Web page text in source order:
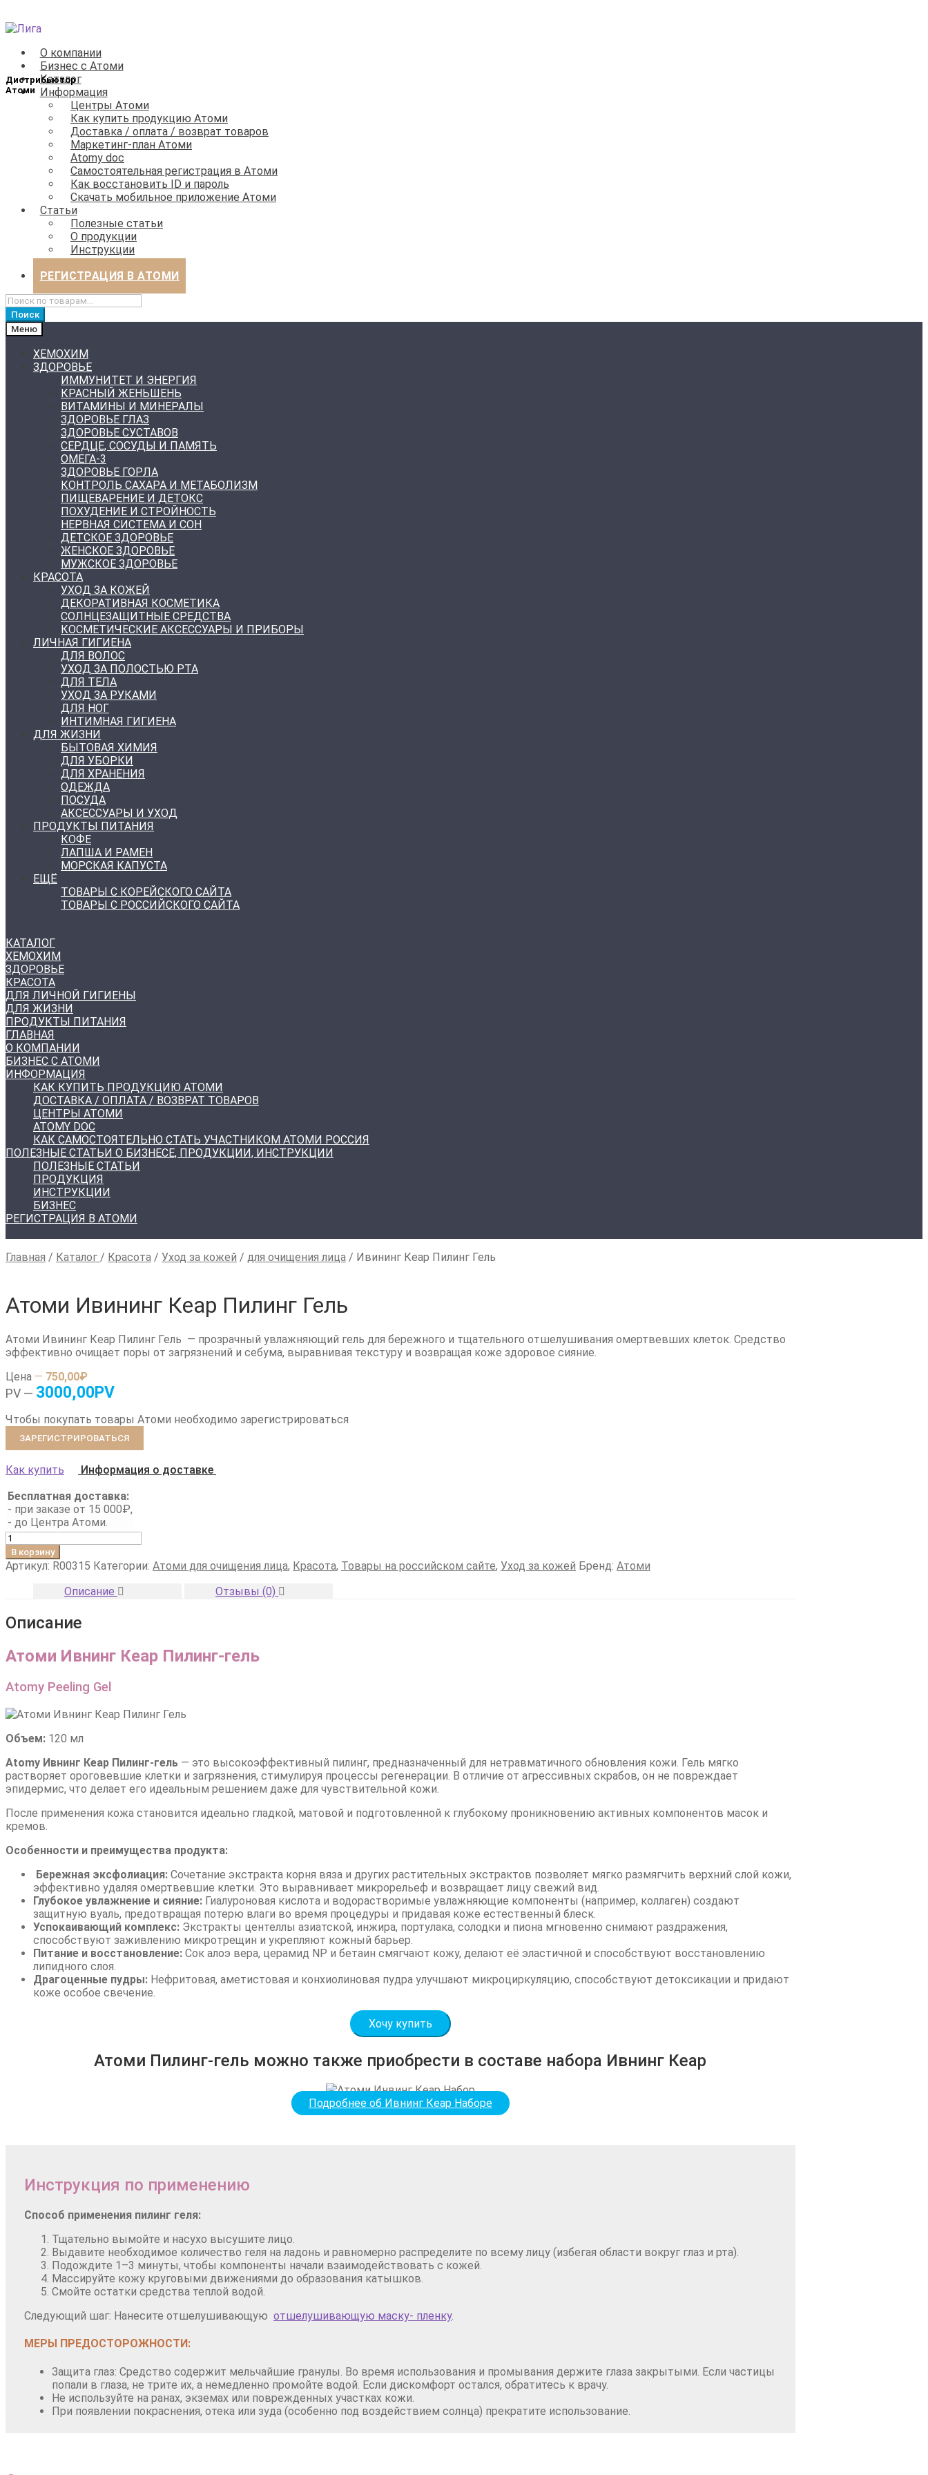
Перейти
навигации
Перейти
содержимому
О компании
Бизнес с Атоми
Каталог
Информация
Центры Атоми
Как купить продукцию Атоми
Доставка / оплата / возврат товаров
Маркетинг-план Атоми
Atomy doc
Самостоятельная регистрация в Атоми
Как восстановить ID и пароль
Скачать мобильное приложение Атоми
Статьи
Полезные статьи
О продукции
Инструкции
РЕГИСТРАЦИЯ В АТОМИ
Искать:
Поиск
Меню
ХЕМОХИМ
ЗДОРОВЬЕ
ИММУНИТЕТ И ЭНЕРГИЯ
КРАСНЫЙ ЖЕНЬШЕНЬ
ВИТАМИНЫ И МИНЕРАЛЫ
ЗДОРОВЬЕ ГЛАЗ
ЗДОРОВЬЕ СУСТАВОВ
СЕРДЦЕ, СОСУДЫ И ПАМЯТЬ
ОМЕГА-3
ЗДОРОВЬЕ ГОРЛА
КОНТРОЛЬ САХАРА И МЕТАБОЛИЗМ
ПИЩЕВАРЕНИЕ И ДЕТОКС
ПОХУДЕНИЕ И СТРОЙНОСТЬ
НЕРВНАЯ СИСТЕМА И СОН
ДЕТСКОЕ ЗДОРОВЬЕ
ЖЕНСКОЕ ЗДОРОВЬЕ
МУЖСКОЕ ЗДОРОВЬЕ
КРАСОТА
УХОД ЗА КОЖЕЙ
ДЕКОРАТИВНАЯ КОСМЕТИКА
СОЛНЦЕЗАЩИТНЫЕ СРЕДСТВА
КОСМЕТИЧЕСКИЕ АКСЕССУАРЫ И ПРИБОРЫ
ЛИЧНАЯ ГИГИЕНА
ДЛЯ ВОЛОС
УХОД ЗА ПОЛОСТЬЮ РТА
ДЛЯ ТЕЛА
УХОД ЗА РУКАМИ
ДЛЯ НОГ
ИНТИМНАЯ ГИГИЕНА
ДЛЯ ЖИЗНИ
БЫТОВАЯ ХИМИЯ
ДЛЯ УБОРКИ
ДЛЯ ХРАНЕНИЯ
ОДЕЖДА
ПОСУДА
АКСЕССУАРЫ И УХОД
ПРОДУКТЫ ПИТАНИЯ
КОФЕ
ЛАПША И РАМЕН
МОРСКАЯ КАПУСТА
ЕЩЁ
ТОВАРЫ С КОРЕЙСКОГО САЙТА
ТОВАРЫ С РОССИЙСКОГО САЙТА
КАТАЛОГ
ХЕМОХИМ
ЗДОРОВЬЕ
КРАСОТА
ДЛЯ ЛИЧНОЙ ГИГИЕНЫ
ДЛЯ ЖИЗНИ
ПРОДУКТЫ ПИТАНИЯ
ГЛАВНАЯ
О КОМПАНИИ
БИЗНЕС С АТОМИ
ИНФОРМАЦИЯ
КАК КУПИТЬ ПРОДУКЦИЮ АТОМИ
ДОСТАВКА / ОПЛАТА / ВОЗВРАТ ТОВАРОВ
ЦЕНТРЫ АТОМИ
ATOMY DOC
КАК САМОСТОЯТЕЛЬНО СТАТЬ УЧАСТНИКОМ АТОМИ РОССИЯ
ПОЛЕЗНЫЕ СТАТЬИ О БИЗНЕСЕ, ПРОДУКЦИИ, ИНСТРУКЦИИ
ПОЛЕЗНЫЕ СТАТЬИ
ПРОДУКЦИЯ
ИНСТРУКЦИИ
БИЗНЕС
РЕГИСТРАЦИЯ В АТОМИ
Главная / Каталог / Красота / Уход за кожей / для очищения лица / Ивининг Кеар Пилинг Гель
Атоми Ивининг Кеар Пилинг Гель
Атоми Ивининг Кеар Пилинг Гель — прозрачный увлажняющий гель для бережного и тщательного отшелушивания омертвевших клеток. Средство
эффективно очищает поры от загрязнений и себума, выравнивая текстуру и возвращая коже здоровое сияние.
Цена — 750,00₽
PV — 3000,00PV
Чтобы покупать товары Атоми необходимо зарегистрироваться
ЗАРЕГИСТРИРОВАТЬСЯ
Как купить
Информация о доставке
Бесплатная доставка:
- при заказе от 15 000₽,
- до Центра Атоми.
Количество
товара
Атоми
Гель
В корзину
Артикул: R00315 Категории: Атоми для очищения лица, Красота, Товары на российском сайте, Уход за кожей Бренд: Атоми
Описание
Отзывы (0)
Описание
Атоми Ивнинг Кеар Пилинг-гель
Atomy Peeling Gel
Объем: 120 мл
Atomy Ивнинг Кеар Пилинг-гель — это высокоэффективный пилинг, предназначенный для нетравматичного обновления кожи. Гель мягко
растворяет ороговевшие клетки и загрязнения, стимулируя процессы регенерации. В отличие от агрессивных скрабов, он не повреждает
эпидермис, что делает его идеальным решением даже для чувствительной кожи.
После применения кожа становится идеально гладкой, матовой и подготовленной к глубокому проникновению активных компонентов масок и
кремов.
Особенности и преимущества продукта:
Бережная эксфолиация: Сочетание экстракта корня вяза и других растительных экстрактов позволяет мягко размягчить верхний слой кожи,
эффективно удаляя омертвевшие клетки. Это выравнивает микрорельеф и возвращает лицу свежий вид.
Глубокое увлажнение и сияние: Гиалуроновая кислота и водорастворимые увлажняющие компоненты (например, коллаген) создают
защитную вуаль, предотвращая потерю влаги во время процедуры и придавая коже естественный блеск.
Успокаивающий комплекс: Экстракты центеллы азиатской, инжира, портулака, солодки и пиона мгновенно снимают раздражения,
способствуют заживлению микротрещин и укрепляют кожный барьер.
Питание и восстановление: Сок алоэ вера, церамид NP и бетаин смягчают кожу, делают её эластичной и способствуют восстановлению
липидного слоя.
Драгоценные пудры: Нефритовая, аметистовая и конхиолиновая пудра улучшают микроциркуляцию, способствуют детоксикации и придают
коже особое свечение.
Хочу купить
Атоми Пилинг-гель можно также приобрести в составе набора Ивнинг Кеар
Подробнее об Ивнинг Кеар Наборе
Инструкция по применению
Способ применения пилинг геля:
Тщательно вымойте и насухо высушите лицо.
Выдавите необходимое количество геля на ладонь и равномерно распределите по всему лицу (избегая области вокруг глаз и рта).
Подождите 1–3 минуты, чтобы компоненты начали взаимодействовать с кожей.
Массируйте кожу круговыми движениями до образования катышков.
Смойте остатки средства теплой водой.
Следующий шаг: Нанесите отшелушивающую отшелушивающую маску- пленку.
МЕРЫ ПРЕДОСТОРОЖНОСТИ:
Защита глаз: Средство содержит мельчайшие гранулы. Во время использования и промывания держите глаза закрытыми. Если частицы
попали в глаза, не трите их, а немедленно промойте водой. Если дискомфорт остался, обратитесь к врачу.
Не используйте на ранах, экземах или поврежденных участках кожи.
При появлении покраснения, отека или зуда (особенно под воздействием солнца) прекратите использование.